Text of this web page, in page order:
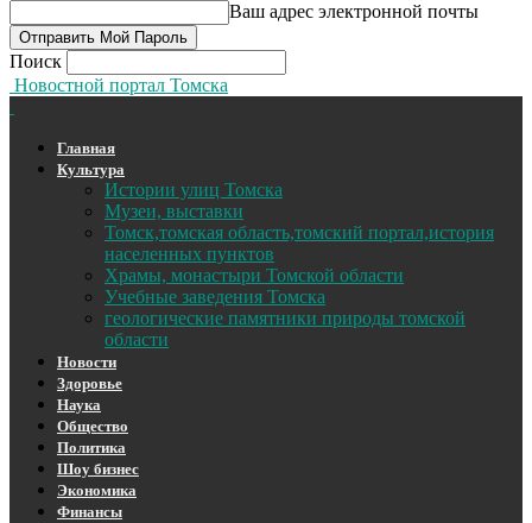
Ваш адрес электронной почты
Поиск
Новостной портал Томска
Главная
Культура
Истории улиц Томска
Музеи, выставки
Томск,томская область,томский портал,история
населенных пунктов
Храмы, монастыри Томской области
Учебные заведения Томска
геологические памятники природы томской
области
Новости
Здоровье
Наука
Общество
Политика
Шоу бизнес
Экономика
Финансы